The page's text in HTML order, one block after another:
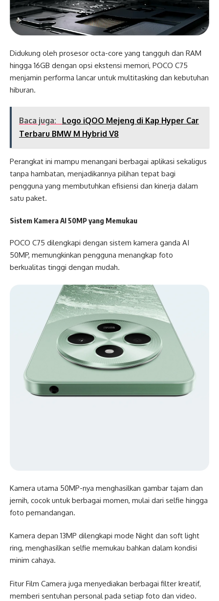
Didukung oleh prosesor octa-core yang tangguh dan RAM
hingga 16GB dengan opsi ekstensi memori, POCO C75
menjamin performa lancar untuk multitasking dan kebutuhan
hiburan.
Baca juga:
Logo iQOO Mejeng di Kap Hyper Car
Terbaru BMW M Hybrid V8
Perangkat ini mampu menangani berbagai aplikasi sekaligus
tanpa hambatan, menjadikannya pilihan tepat bagi
pengguna yang membutuhkan efisiensi dan kinerja dalam
satu paket.
Sistem Kamera AI 50MP yang Memukau
POCO C75 dilengkapi dengan sistem kamera ganda AI
50MP, memungkinkan pengguna menangkap foto
berkualitas tinggi dengan mudah.
Kamera utama 50MP-nya menghasilkan gambar tajam dan
jernih, cocok untuk berbagai momen, mulai dari selfie hingga
foto pemandangan.
Kamera depan 13MP dilengkapi mode Night dan soft light
ring, menghasilkan selfie memukau bahkan dalam kondisi
minim cahaya.
Fitur Film Camera juga menyediakan berbagai filter kreatif,
memberi sentuhan personal pada setiap foto dan video.